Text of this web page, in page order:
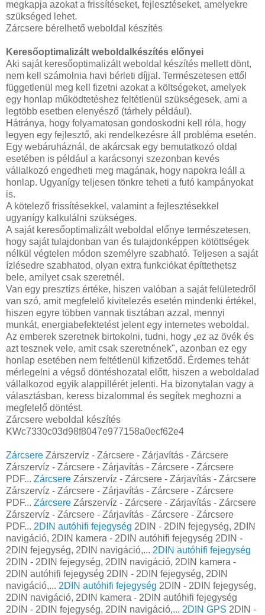
megkapja azokat a frissítéseket, fejlesztéseket, amelyekre
szükséged lehet.
Zárcsere bérelhető weboldal készítés
Keresőoptimalizált weboldalkészítés előnyei
Aki saját keresőoptimalizált weboldal készítés mellett dönt,
nem kell számolnia havi bérleti díjjal. Természetesen ettől
függetlenül meg kell fizetni azokat a költségeket, amelyek
egy honlap működtetéshez feltétlenül szükségesek, ami a
legtöbb esetben elenyésző (tárhely például).
Hátránya, hogy folyamatosan gondoskodni kell róla, hogy
legyen egy fejlesztő, aki rendelkezésre áll probléma esetén.
Egy webáruháznál, de akárcsak egy bemutatkozó oldal
esetében is például a karácsonyi szezonban kevés
vállalkozó engedheti meg magának, hogy napokra leáll a
honlap. Ugyanígy teljesen tönkre teheti a futó kampányokat
is.
A kötelező frissítésekkel, valamint a fejlesztésekkel
ugyanígy kalkulálni szükséges.
A saját keresőoptimalizált weboldal előnye természetesen,
hogy saját tulajdonban van és tulajdonképpen kötöttségek
nélkül végtelen módon személyre szabható. Teljesen a saját
ízlésedre szabhatod, olyan extra funkciókat építtethetsz
bele, amilyet csak szeretnél.
Van egy presztízs értéke, hiszen valóban a saját felületedről
van szó, amit megfelelő kivitelezés esetén mindenki értékel,
hiszen egyre többen vannak tisztában azzal, mennyi
munkát, energiabefektetést jelent egy internetes weboldal.
Az emberek szeretnek birtokolni, tudni, hogy „ez az övék és
azt tesznek vele, amit csak szeretnének", azonban ez egy
honlap esetében nem feltétlenül kifizetődő. Érdemes tehát
mérlegelni a végső döntéshozatal előtt, hiszen a weboldalad
vállalkozod egyik alappillérét jelenti. Ha bizonytalan vagy a
választásban, keress bizalommal és segítek meghozni a
megfelelő döntést.
Zárcsere weboldal készítés
KWc7330c03d98f8047e977158a0ecf62e4
Zárcsere Zárszervíz - Zárcsere - Zárjavítás - Zárcsere
Zárszervíz - Zárcsere - Zárjavítás - Zárcsere - Zárcsere
PDF... Zárcsere Zárszervíz - Zárcsere - Zárjavítás - Zárcsere
Zárszervíz - Zárcsere - Zárjavítás - Zárcsere - Zárcsere
PDF... Zárcsere Zárszervíz - Zárcsere - Zárjavítás - Zárcsere
Zárszervíz - Zárcsere - Zárjavítás - Zárcsere - Zárcsere
PDF... 2DIN autóhifi fejegység 2DIN - 2DIN fejegység, 2DIN
navigáció, 2DIN kamera - 2DIN autóhifi fejegység 2DIN -
2DIN fejegység, 2DIN navigáció,... 2DIN autóhifi fejegység
2DIN - 2DIN fejegység, 2DIN navigáció, 2DIN kamera -
2DIN autóhifi fejegység 2DIN - 2DIN fejegység, 2DIN
navigáció,... 2DIN autóhifi fejegység 2DIN - 2DIN fejegység,
2DIN navigáció, 2DIN kamera - 2DIN autóhifi fejegység
2DIN - 2DIN fejegység, 2DIN navigáció,... 2DIN GPS 2DIN -